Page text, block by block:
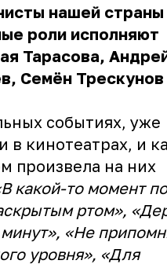
нашей
роли исполняют
Тарасова,
Семён Трескунов
событиях, уже
в кинотеатрах, и
произвела на них
какой-то момент
ртом»,
«Не
уровня», «Для